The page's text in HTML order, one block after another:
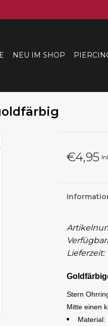
NEU IM SHOP
€4,95
Lieferzeit:
Stern
Mitte einen
Material: